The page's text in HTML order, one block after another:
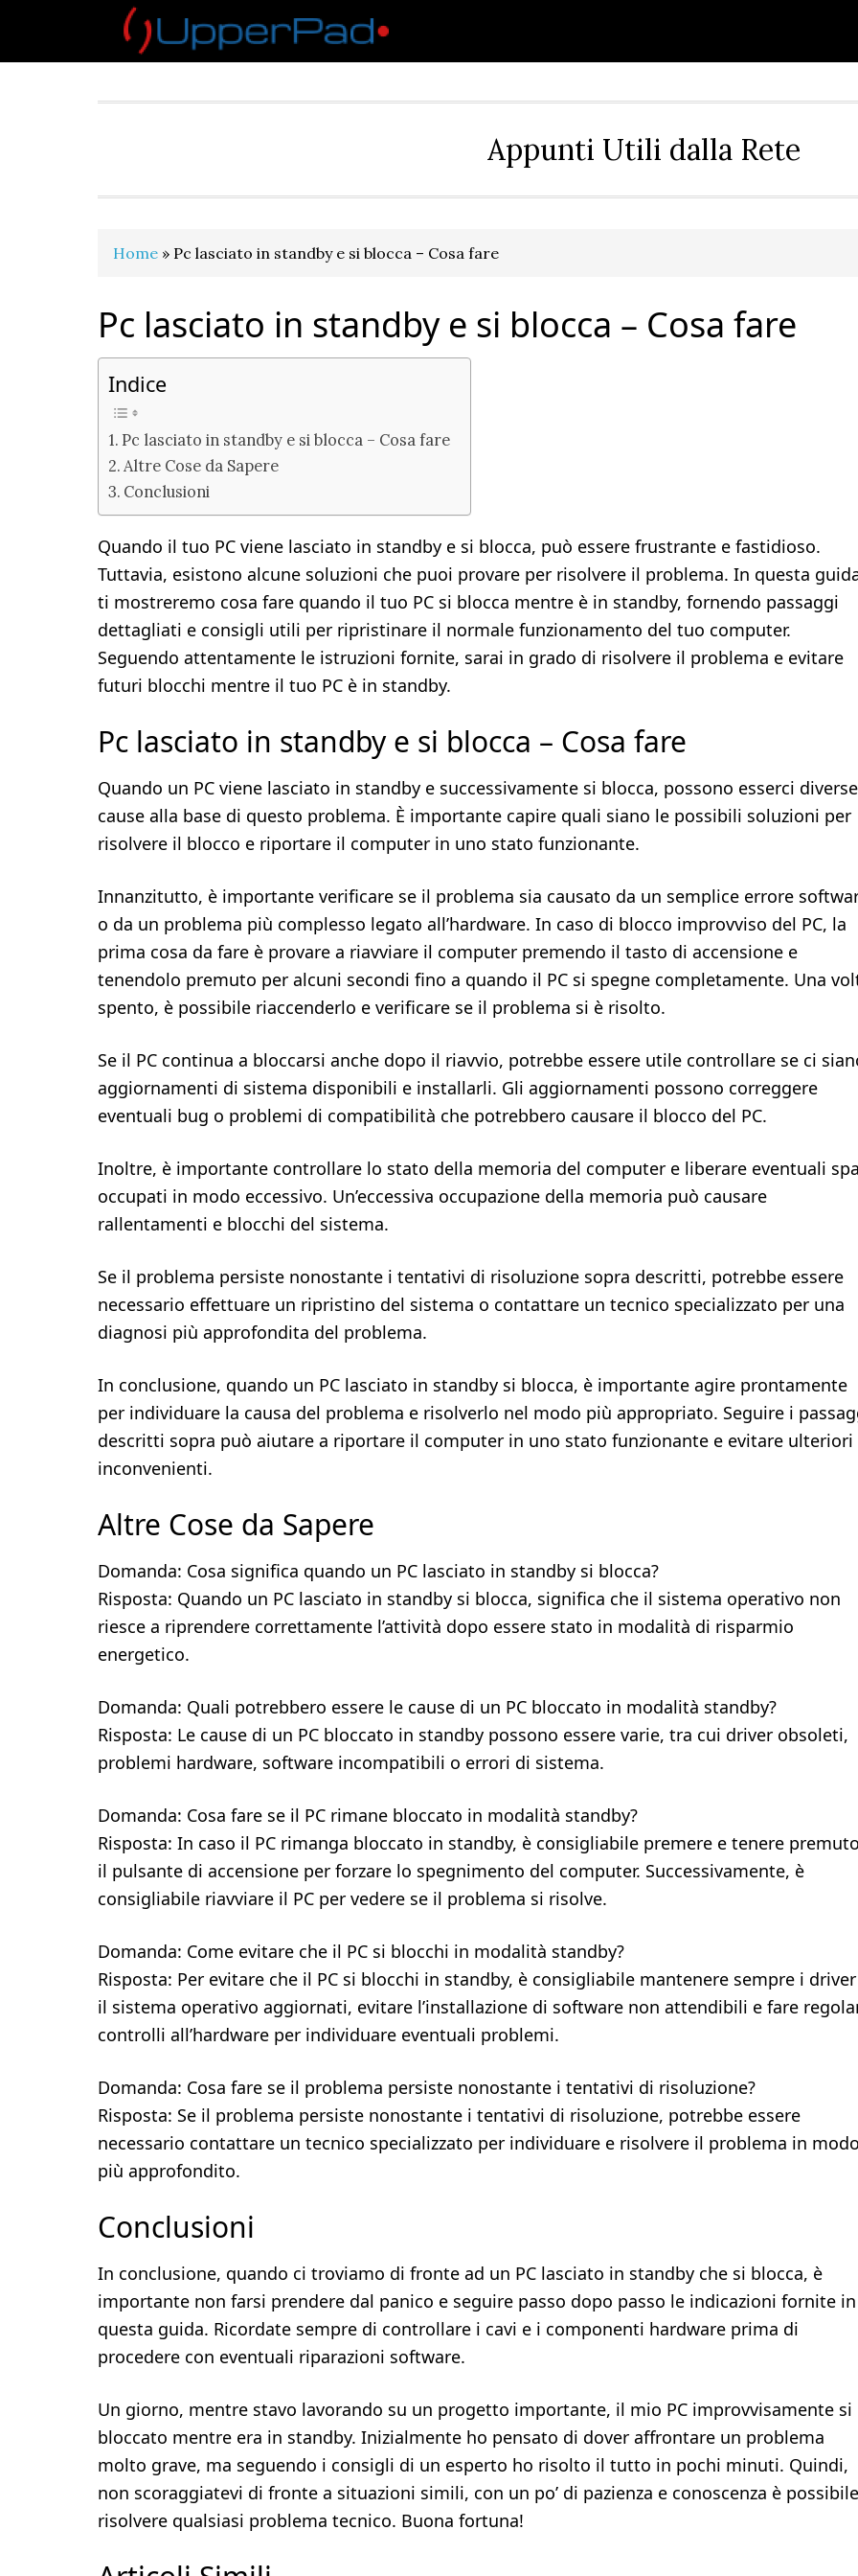
Appunti Utili dalla Rete
Home » Pc lasciato in standby e si blocca – Cosa fare
Pc lasciato in standby e si blocca – Cosa fare
Indice
Pc lasciato in standby e si blocca – Cosa fare
Altre Cose da Sapere
Conclusioni
Quando il tuo PC viene lasciato in standby e si blocca, può essere frustrante e fastidioso.
Tuttavia, esistono alcune soluzioni che puoi provare per risolvere il problema. In questa
ti mostreremo cosa fare quando il tuo PC si blocca mentre è in standby, fornendo passaggi
dettagliati e consigli utili per ripristinare il normale funzionamento del tuo computer.
Seguendo attentamente le istruzioni fornite, sarai in grado di risolvere il problema e evitare
futuri blocchi mentre il tuo PC è in standby.
Pc lasciato in standby e si blocca – Cosa fare
Quando un PC viene lasciato in standby e successivamente si blocca, possono esserci diverse
cause alla base di questo problema. È importante capire quali siano le possibili soluzioni per
risolvere il blocco e riportare il computer in uno stato funzionante.
Innanzitutto, è importante verificare se il problema sia causato da un semplice errore
o da un problema più complesso legato all’hardware. In caso di blocco improvviso del PC, la
prima cosa da fare è provare a riavviare il computer premendo il tasto di accensione e
tenendolo premuto per alcuni secondi fino a quando il PC si spegne completamente. Una
spento, è possibile riaccenderlo e verificare se il problema si è risolto.
Se il PC continua a bloccarsi anche dopo il riavvio, potrebbe essere utile controllare se ci
aggiornamenti di sistema disponibili e installarli. Gli aggiornamenti possono correggere
eventuali bug o problemi di compatibilità che potrebbero causare il blocco del PC.
Inoltre, è importante controllare lo stato della memoria del computer e liberare eventuali
occupati in modo eccessivo. Un’eccessiva occupazione della memoria può causare
rallentamenti e blocchi del sistema.
Se il problema persiste nonostante i tentativi di risoluzione sopra descritti, potrebbe essere
necessario effettuare un ripristino del sistema o contattare un tecnico specializzato per una
diagnosi più approfondita del problema.
In conclusione, quando un PC lasciato in standby si blocca, è importante agire prontamente
per individuare la causa del problema e risolverlo nel modo più appropriato. Seguire i
descritti sopra può aiutare a riportare il computer in uno stato funzionante e evitare ulteriori
inconvenienti.
Altre Cose da Sapere
Domanda: Cosa significa quando un PC lasciato in standby si blocca?
Risposta: Quando un PC lasciato in standby si blocca, significa che il sistema operativo non
riesce a riprendere correttamente l’attività dopo essere stato in modalità di risparmio
energetico.
Domanda: Quali potrebbero essere le cause di un PC bloccato in modalità standby?
Risposta: Le cause di un PC bloccato in standby possono essere varie, tra cui driver obsoleti,
problemi hardware, software incompatibili o errori di sistema.
Domanda: Cosa fare se il PC rimane bloccato in modalità standby?
Risposta: In caso il PC rimanga bloccato in standby, è consigliabile premere e tenere
il pulsante di accensione per forzare lo spegnimento del computer. Successivamente, è
consigliabile riavviare il PC per vedere se il problema si risolve.
Domanda: Come evitare che il PC si blocchi in modalità standby?
Risposta: Per evitare che il PC si blocchi in standby, è consigliabile mantenere sempre i
il sistema operativo aggiornati, evitare l’installazione di software non attendibili e fare
controlli all’hardware per individuare eventuali problemi.
Domanda: Cosa fare se il problema persiste nonostante i tentativi di risoluzione?
Risposta: Se il problema persiste nonostante i tentativi di risoluzione, potrebbe essere
necessario contattare un tecnico specializzato per individuare e risolvere il problema in
più approfondito.
Conclusioni
In conclusione, quando ci troviamo di fronte ad un PC lasciato in standby che si blocca, è
importante non farsi prendere dal panico e seguire passo dopo passo le indicazioni fornite in
questa guida. Ricordate sempre di controllare i cavi e i componenti hardware prima di
procedere con eventuali riparazioni software.
Un giorno, mentre stavo lavorando su un progetto importante, il mio PC improvvisamente si
bloccato mentre era in standby. Inizialmente ho pensato di dover affrontare un problema
molto grave, ma seguendo i consigli di un esperto ho risolto il tutto in pochi minuti. Quindi,
non scoraggiatevi di fronte a situazioni simili, con un po’ di pazienza e conoscenza è possibile
risolvere qualsiasi problema tecnico. Buona fortuna!